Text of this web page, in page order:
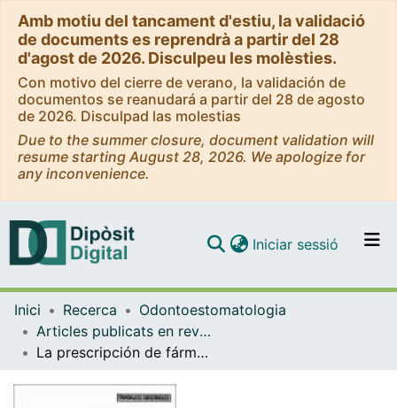
Amb motiu del tancament d'estiu, la validació
de documents es reprendrà a partir del 28
d'agost de 2026. Disculpeu les molèsties.
Con motivo del cierre de verano, la validación de
documentos se reanudará a partir del 28 de agosto
de 2026. Disculpad las molestias
Due to the summer closure, document validation will
resume starting August 28, 2026. We apologize for
any inconvenience.
Navega per tot el DD
Iniciar sessió (current)
Inici Recerca
Odontoestomatologia
Articles publicats en revistes (Odontoestomatologia)
La prescripción de fármacos en el paciente anciano. Implicaciones en odonto-estomatología